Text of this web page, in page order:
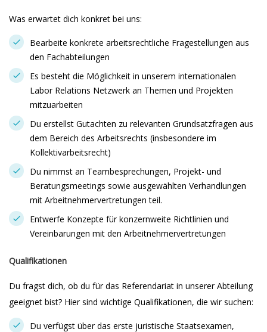
Was erwartet dich konkret bei uns:
Bearbeite konkrete arbeitsrechtliche Fragestellungen aus
den Fachabteilungen
Es besteht die Möglichkeit in unserem internationalen
Labor Relations Netzwerk an Themen und Projekten
mitzuarbeiten
Du erstellst Gutachten zu relevanten Grundsatzfragen aus
dem Bereich des Arbeitsrechts (insbesondere im
Kollektivarbeitsrecht)
Du nimmst an Teambesprechungen, Projekt- und
Beratungsmeetings sowie ausgewählten Verhandlungen
mit Arbeitnehmervertretungen teil.
Entwerfe Konzepte für konzernweite Richtlinien und
Vereinbarungen mit den Arbeitnehmervertretungen
Qualifikationen
Du fragst dich, ob du für das Referendariat in unserer Abteilung
geeignet bist? Hier sind wichtige Qualifikationen, die wir suchen:
Du verfügst über das erste juristische Staatsexamen,